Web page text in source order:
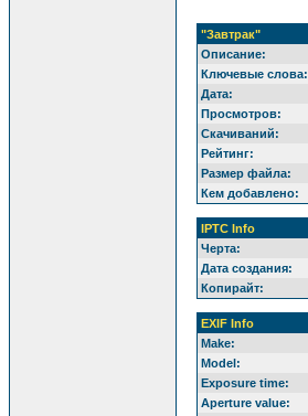
"Завтрак"
Описание:
Ключевые слова:
Дата:
Просмотров:
Скачиваний:
Рейтинг:
Размер файла:
Кем добавлено:
IPTC Info
Черта:
Дата создания:
Копирайт:
EXIF Info
Make:
Model:
Exposure time:
Aperture value: